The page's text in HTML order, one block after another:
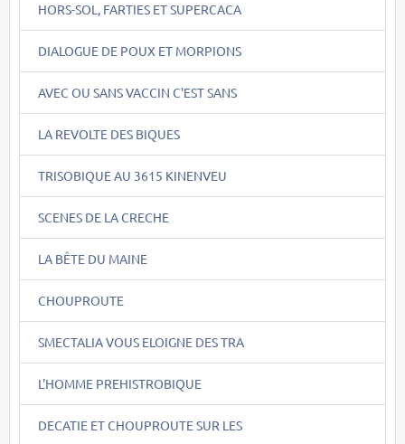
HORS-SOL, FARTIES ET SUPERCACA
DIALOGUE DE POUX ET MORPIONS
AVEC OU SANS VACCIN C'EST SANS
LA REVOLTE DES BIQUES
TRISOBIQUE AU 3615 KINENVEU
SCENES DE LA CRECHE
LA BÊTE DU MAINE
CHOUPROUTE
SMECTALIA VOUS ELOIGNE DES TRA
L'HOMME PREHISTROBIQUE
DECATIE ET CHOUPROUTE SUR LES